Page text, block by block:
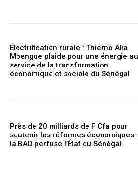
Électrification rurale : Thierno Alia
Mbengue plaide pour une énergie au
service de la transformation
économique et sociale du Sénégal
Près de 20 milliards de F Cfa pour
soutenir les réformes économiques :
la BAD perfuse l’État du Sénégal